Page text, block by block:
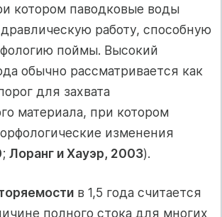
котором паводковые воды
работу, способную
поймы. Высокий
обычно рассматривается как
для захвата
материала, при котором
изменения
; Лоранг и Хауэр, 2003).
в 1,5 года считается
полного стока для многих